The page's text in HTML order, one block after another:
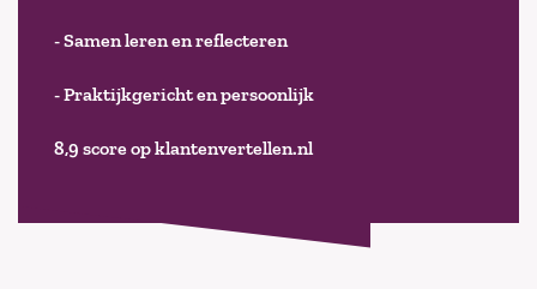
- Samen leren en reflecteren
- Praktijkgericht en persoonlijk
8,9 score op klantenvertellen.nl